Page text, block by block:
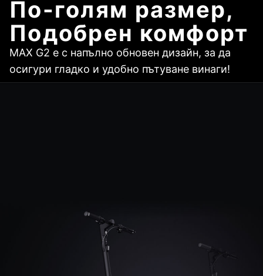
По-голям размер,
Подобрен комфорт
MAX G2 е с напълно обновен дизайн, за да
осигури гладко и удобно пътуване винаги!